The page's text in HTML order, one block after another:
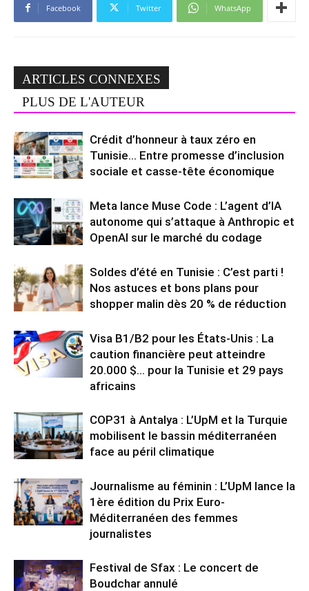
Facebook Twitter WhatsApp
ARTICLES CONNEXES
PLUS DE L'AUTEUR
Crédit d’honneur à taux zéro en
Tunisie… Entre promesse d’inclusion
sociale et casse-tête économique
Meta lance Muse Code : L’agent d’IA
autonome qui s’attaque à Anthropic et
OpenAI sur le marché du codage
Soldes d’été en Tunisie : C’est parti !
Nos astuces et bons plans pour
shopper malin dès 20 % de réduction
Visa B1/B2 pour les États-Unis : La
caution financière peut atteindre
20.000 $… pour la Tunisie et 29 pays
africains
COP31 à Antalya : L’UpM et la Turquie
mobilisent le bassin méditerranéen
face au péril climatique
Journalisme au féminin : L’UpM lance la
1ère édition du Prix Euro-
Méditerranéen des femmes
journalistes
Festival de Sfax : Le concert de
Boudchar annulé